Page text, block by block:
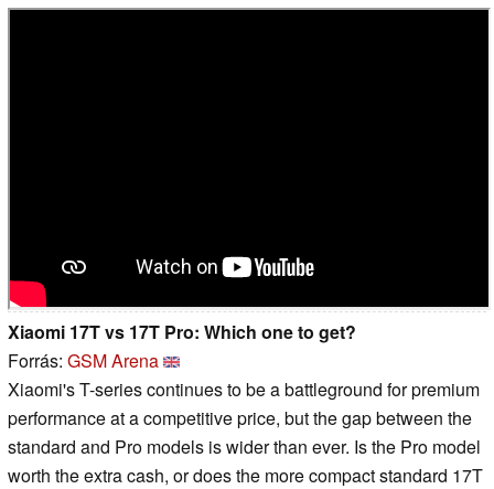
Xiaomi 17T vs 17T Pro: Which one to get?
Forrás: GSM Arena
Xiaomi's T-series continues to be a battleground for premium
performance at a competitive price, but the gap between the
standard and Pro models is wider than ever. Is the Pro model
worth the extra cash, or does the more compact standard 17T